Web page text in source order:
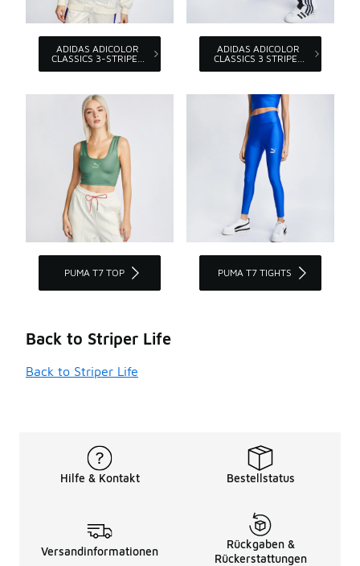
ADIDAS ADICOLOR
CLASSICS 3-STRIPES
ADIDAS ADICOLOR
CLASSICS 3 STRIPES
PUMA T7 TOP PUMA T7 TIGHTS
Back to Striper Life
Back to Striper Life
Hilfe & Kontakt Bestellstatus
Versandinformationen
Rückgaben &
Rückerstattungen